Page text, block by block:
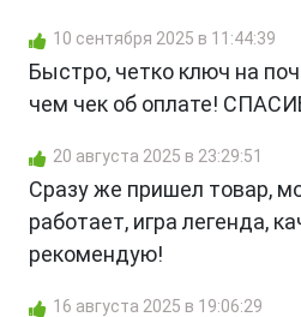
10 сентября 2025 в 11:44:39
Быстро, четко ключ на
чем чек об оплате!
20 августа 2025 в 23:29:51
Сразу же пришел товар,
работает, игра легенда,
рекомендую!
16 августа 2025 в 19:06:29